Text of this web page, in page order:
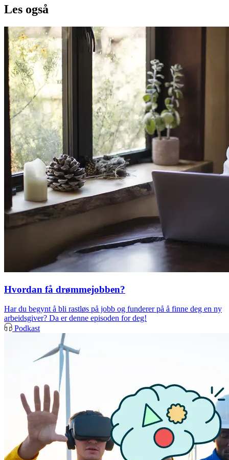
Les også
Hvordan få drømmejobben?
Har du begynt å bli rastløs på jobb og funderer på å finne deg en ny
arbeidsgiver? Da er denne episoden for deg!
Podkast